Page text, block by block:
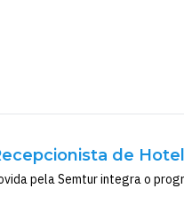
de
pela Semtur integra o